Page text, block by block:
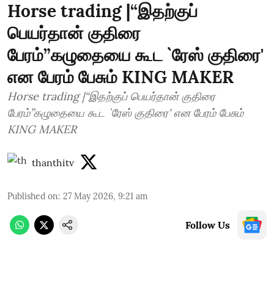
Horse trading |“இதற்குப்
பெயர்தான் குதிரை
பேரம்”கழுதையை கூட `ரேஸ் குதிரை'
என பேரம் பேசும் KING MAKER
Horse trading |“இதற்குப் பெயர்தான் குதிரை
பேரம்”கழுதையை கூட `ரேஸ் குதிரை' என பேரம் பேசும்
KING MAKER
thanthitv
Published on: 27 May 2026, 9:21 am
Follow Us